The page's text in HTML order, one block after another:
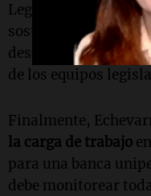
Legislatura, parece
sostener una
destacando que
de los equipos
Finalmente,
la carga de trabajo
para una banca
debe monitorear